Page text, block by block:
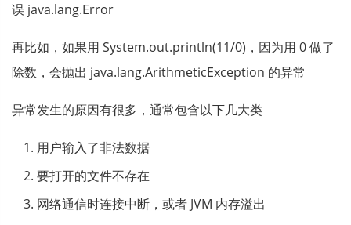
误 java.lang.Error
再比如，如果用 System.out.println(11/0)，因为用 0 做了
除数，会抛出 java.lang.ArithmeticException 的异常
异常发生的原因有很多，通常包含以下几大类
用户输入了非法数据
要打开的文件不存在
网络通信时连接中断，或者 JVM 内存溢出